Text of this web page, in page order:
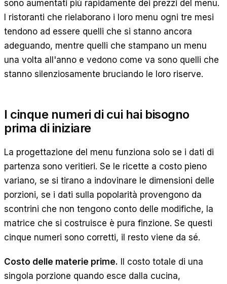
sono aumentati più rapidamente dei prezzi del menu.
I ristoranti che rielaborano i loro menu ogni tre mesi
tendono ad essere quelli che si stanno ancora
adeguando, mentre quelli che stampano un menu
una volta all'anno e vedono come va sono quelli che
stanno silenziosamente bruciando le loro riserve.
I cinque numeri di cui hai bisogno
prima di iniziare
La progettazione del menu funziona solo se i dati di
partenza sono veritieri. Se le ricette a costo pieno
variano, se si tirano a indovinare le dimensioni delle
porzioni, se i dati sulla popolarità provengono da
scontrini che non tengono conto delle modifiche, la
matrice che si costruisce è pura finzione. Se questi
cinque numeri sono corretti, il resto viene da sé.
Costo delle materie prime. Il costo totale di una
singola porzione quando esce dalla cucina,